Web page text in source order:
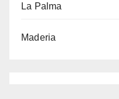
La Palma
Maderia